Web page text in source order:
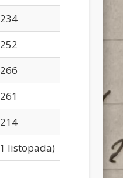
234
252
266
261
214
listopada)